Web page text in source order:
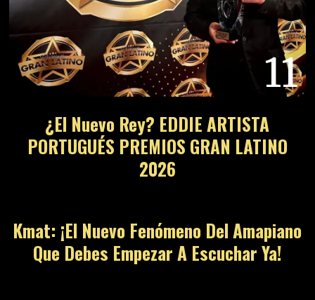
11
¿El Nuevo Rey? EDDIE ARTISTA
PORTUGUÉS PREMIOS GRAN LATINO
2026
Kmat: ¡El Nuevo Fenómeno Del Amapiano
Que Debes Empezar A Escuchar Ya!
13